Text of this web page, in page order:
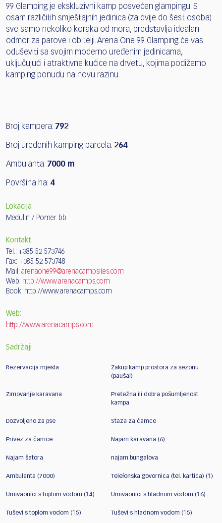
99 Glamping je ekskluzivni kamp posvećen glampingu. S
osam različitih smještajnih jedinica (za dvije do šest osoba)
sve samo nekoliko koraka od mora, predstavlja idealan
odmor za parove i obitelji. Arena One 99 Glamping će vas
oduševiti sa svojim moderno uređenim jedinicama,
uključujući i atraktivne kućice na drvetu, kojima podižemo
kamping ponudu na novu razinu.
Broj kampera: 792
Broj uređenih kamping parcela: 264
Ambulanta: 7000 m
Površina ha: 4
Lokacija
Medulin / Pomer bb
Kontakt
Tel.: +385 52 573746
Fax: +385 52 573748
Mail: arenaone99@arenacampsites.com
Web: http://www.arenacamps.com
Book: http://www.arenacamps.com
Web:
http://www.arenacamps.com
Sadržaji
Rezervacija mjesta
Zakup kamp prostora za sezonu
(paušal)
Zimovanje karavana
Pretežna ili dobra pošumljenost
kampa
Dozvoljeno za pse Staza za čamce
Privez za čamce Najam karavana (6)
Najam šatora najam bungalova
Ambulanta (7000) Telefonska govornica (tel. kartica) (1)
Umivaonici s toplom vodom (14) Umivaonici s hladnom vodom (16)
Tuševi s toplom vodom (15) Tuševi s hladnom vodom (15)